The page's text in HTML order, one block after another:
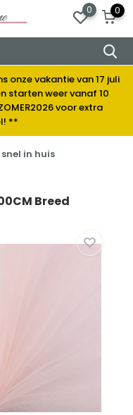
0 0
onze vakantie van 17 juli
starten weer vanaf 10
voor extra
**
in huis
Breed